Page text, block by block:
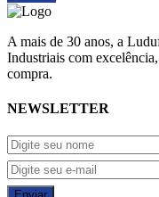
A mais de 30 anos, a
Industriais com
compra.
NEWSLETTER